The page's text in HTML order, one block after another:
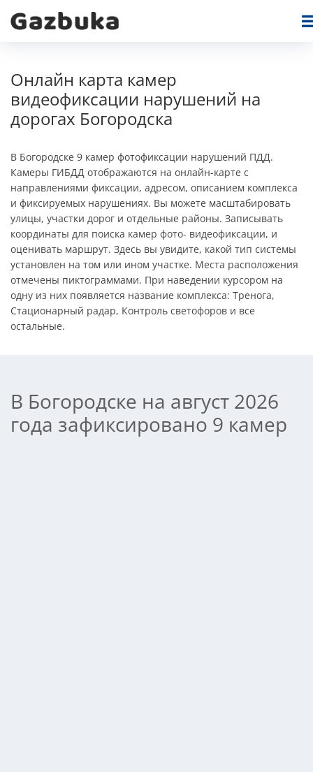
Онлайн карта камер
видеофиксации нарушений на
дорогах Богородска
В Богородске 9 камер фотофиксации нарушений ПДД.
Камеры ГИБДД отображаются на онлайн-карте c
направлениями фиксации, адресом, описанием комплекса
и фиксируемых нарушениях. Вы можете масштабировать
улицы, участки дорог и отдельные районы. Записывать
координаты для поиска камер фото- видеофиксации, и
оценивать маршрут. Здесь вы увидите, какой тип системы
установлен на том или ином участке. Места расположения
отмечены пиктограммами. При наведении курсором на
одну из них появляется название комплекса: Тренога,
Стационарный радар, Контроль светофоров и все
остальные.
В Богородске на август 2026
года зафиксировано 9 камер